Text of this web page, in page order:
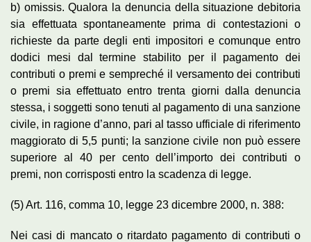
b) omissis. Qualora la denuncia della situazione debitoria
sia effettuata spontaneamente prima di contestazioni o
richieste da parte degli enti impositori e comunque entro
dodici mesi dal termine stabilito per il pagamento dei
contributi o premi e sempreché il versamento dei contributi
o premi sia effettuato entro trenta giorni dalla denuncia
stessa, i soggetti sono tenuti al pagamento di una sanzione
civile, in ragione d’anno, pari al tasso ufficiale di riferimento
maggiorato di 5,5 punti; la sanzione civile non può essere
superiore al 40 per cento dell’importo dei contributi o
premi, non corrisposti entro la scadenza di legge.
(5) Art. 116, comma 10, legge 23 dicembre 2000, n. 388:
Nei casi di mancato o ritardato pagamento di contributi o